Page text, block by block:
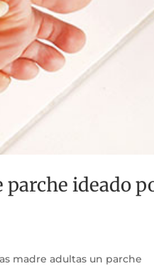
parche ideado
madre adultas un parche